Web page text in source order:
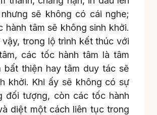
sẽ không có cái nghe;
hành tâm sẽ không sinh khởi.
vậy, trong lộ trình kết thúc với
các tốc hành tâm là tâm
bất thiện hay tâm duy tác sẽ
khởi. Khi ấy sẽ không có sự
đối tượng, còn các tốc hành
diệt một cách liên tục trong